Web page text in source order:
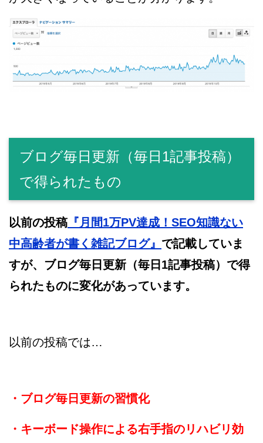
ブログ毎日更新（毎日1記事投稿）
で得られたもの
以前の投稿 『月間1万PV達成！SEO知識ない
中高齢者が書く雑記ブログ』 で記載していま
すが、ブログ毎日更新（毎日1記事投稿）で得
られたものに変化があっています。
以前の投稿では…
・ブログ毎日更新の習慣化
・キーボード操作による右手指のリハビリ効